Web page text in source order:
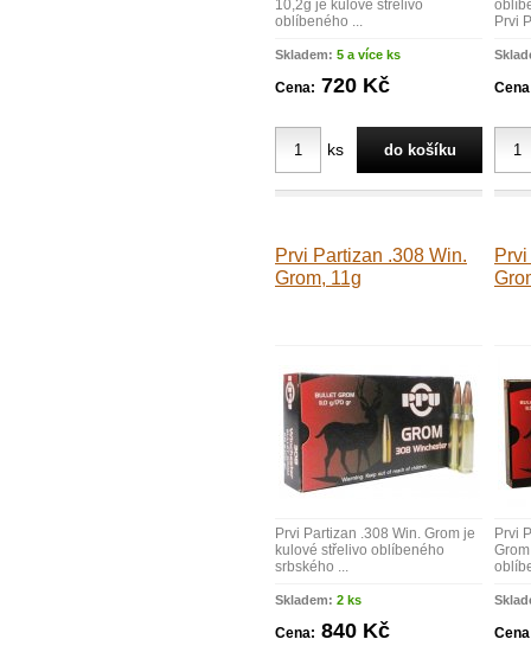
10,2g je kulové střelivo
oblíbeného ...
Skladem: 5 a více ks
Cena: 720 Kč
ks
Prvi
Prvi Partizan .308 Win.
Grom, 11g
Prvi Partizan .308 Win. Grom je
kulové střelivo oblíbeného
srbského ...
Skladem: 2 ks
Cena: 840 Kč
Prvi